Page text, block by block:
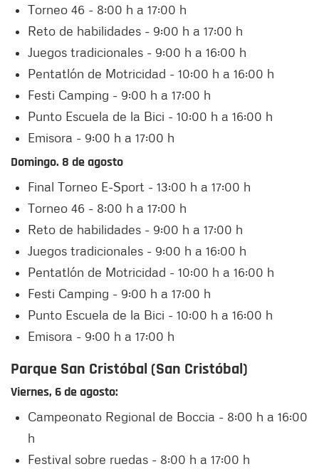
Torneo 46 - 8:00 h a 17:00 h
Reto de habilidades - 9:00 h a 17:00 h
Juegos tradicionales - 9:00 h a 16:00 h
Pentatlón de Motricidad - 10:00 h a 16:00 h
Festi Camping - 9:00 h a 17:00 h
Punto Escuela de la Bici - 10:00 h a 16:00 h
Emisora - 9:00 h a 17:00 h
Domingo. 8 de agosto
Final Torneo E-Sport - 13:00 h a 17:00 h
Torneo 46 - 8:00 h a 17:00 h
Reto de habilidades - 9:00 h a 17:00 h
Juegos tradicionales - 9:00 h a 16:00 h
Pentatlón de Motricidad - 10:00 h a 16:00 h
Festi Camping - 9:00 h a 17:00 h
Punto Escuela de la Bici - 10:00 h a 16:00 h
Emisora - 9:00 h a 17:00 h
Parque San Cristóbal (San Cristóbal)
Viernes, 6 de agosto:
Campeonato Regional de Boccia - 8:00 h a 16:00
h
Festival sobre ruedas - 8:00 h a 17:00 h